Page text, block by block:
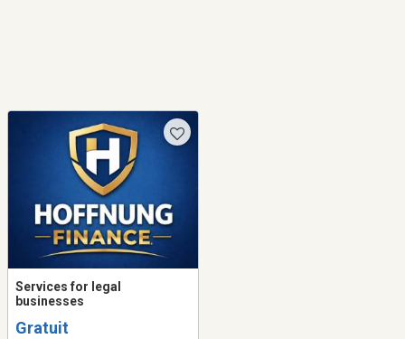
Services for legal
businesses
Gratuit